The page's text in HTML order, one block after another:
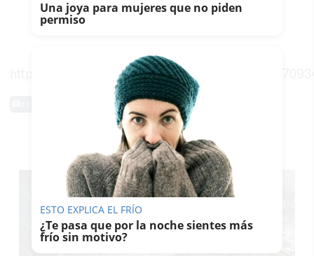
https://twitter.com/RAEinforma/status/
TE PUEDE INTERESAR
Una joya para mujeres que no piden
permiso
ESTO EXPLICA EL FRÍO
¿Te pasa que por la noche sientes más
frío sin motivo?